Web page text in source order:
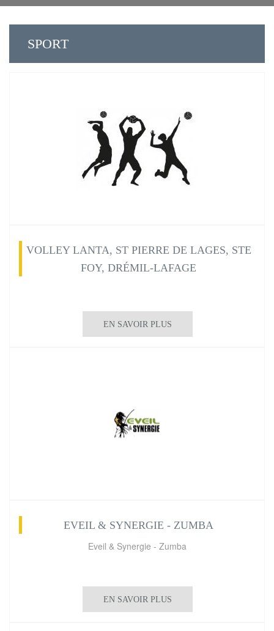
SPORT
VOLLEY LANTA, ST PIERRE DE LAGES, STE
FOY, DRÉMIL-LAFAGE
EN SAVOIR PLUS
EVEIL & SYNERGIE - ZUMBA
Eveil & Synergie - Zumba
EN SAVOIR PLUS